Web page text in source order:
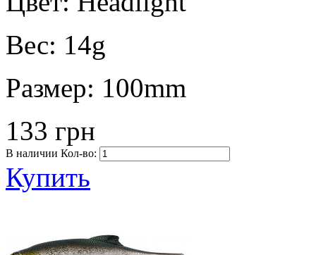
Вес: 14g
Размер: 100mm
133 грн
В наличии Кол-во:
Купить